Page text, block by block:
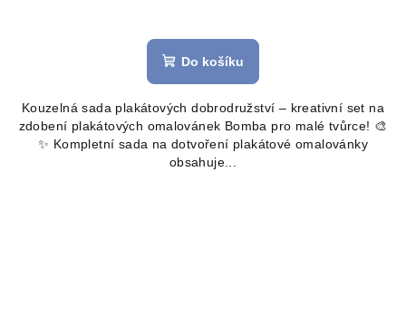
Do košíku
Kouzelná sada plakátových dobrodružství – kreativní set na
zdobení plakátových omalovánek Bomba pro malé tvůrce! 🎨
✨ Kompletní sada na dotvoření plakátové omalovánky
obsahuje...